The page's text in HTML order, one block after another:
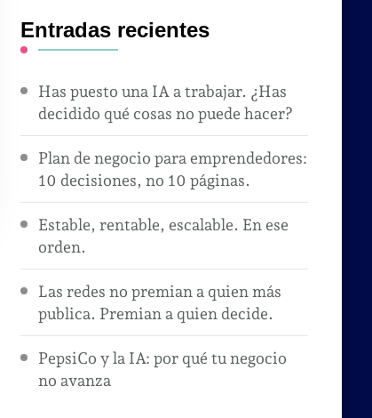
Entradas recientes
Has puesto una IA a trabajar. ¿Has
decidido qué cosas no puede hacer?
Plan de negocio para emprendedores:
10 decisiones, no 10 páginas.
Estable, rentable, escalable. En ese
orden.
Las redes no premian a quien más
publica. Premian a quien decide.
PepsiCo y la IA: por qué tu negocio
no avanza